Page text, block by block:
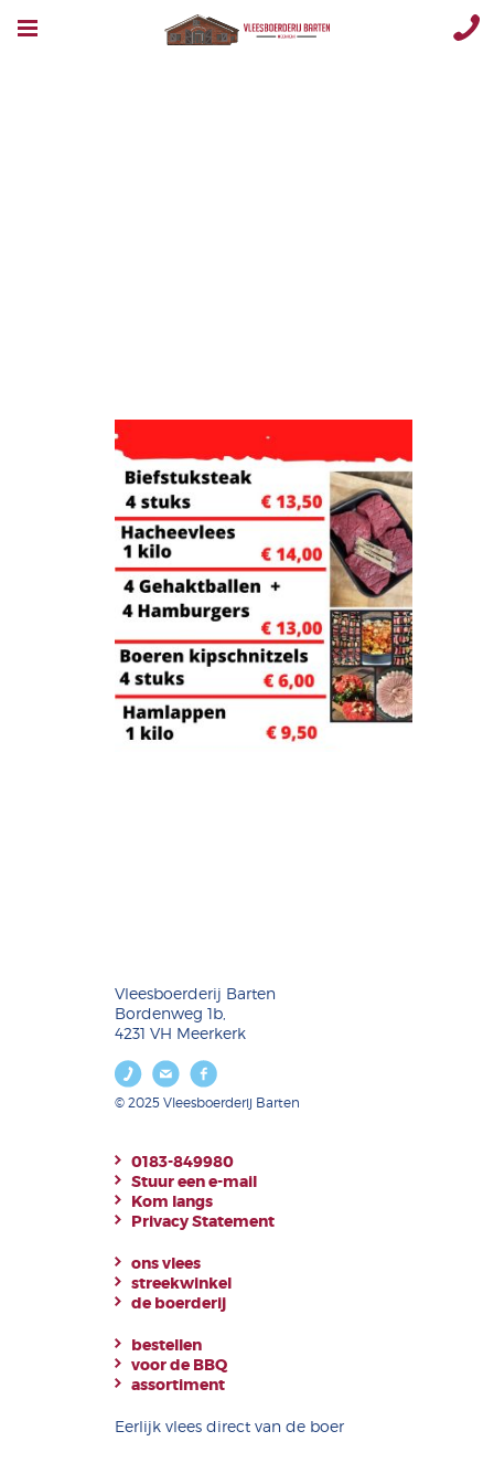
Vleesboerderij Barten
Bordenweg 1b,
4231 VH Meerkerk
© 2025 Vleesboerderij Barten
0183-849980
Stuur een e-mail
Kom langs
Privacy Statement
ons vlees
streekwinkel
de boerderij
bestellen
voor de BBQ
assortiment
Eerlijk vlees direct van de boer